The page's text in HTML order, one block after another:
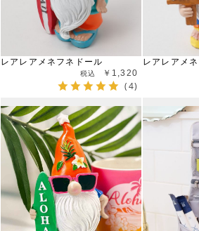
レアレアメネフネドール
￥1,320
(4)
レアレアメ